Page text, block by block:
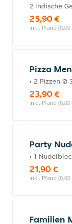
2 indische
25,90 €
inkl. Pfand (0,00
Pizza
• 2 Pizzen Ø
23,90 €
inkl. Pfand (0,00
Party
• 1
21,90 €
inkl. Pfand (0,00
Familien